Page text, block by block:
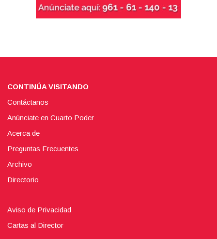
CONTINÚA VISITANDO
Contáctanos
Anúnciate en Cuarto Poder
Acerca de
Preguntas Frecuentes
Archivo
Directorio
Aviso de Privacidad
Cartas al Director